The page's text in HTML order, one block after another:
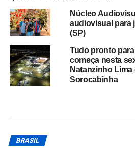
Núcleo
audiovisual para
(SP)
Tudo pronto para
começa nesta
Natanzinho Lima
Sorocabinha
BRASIL